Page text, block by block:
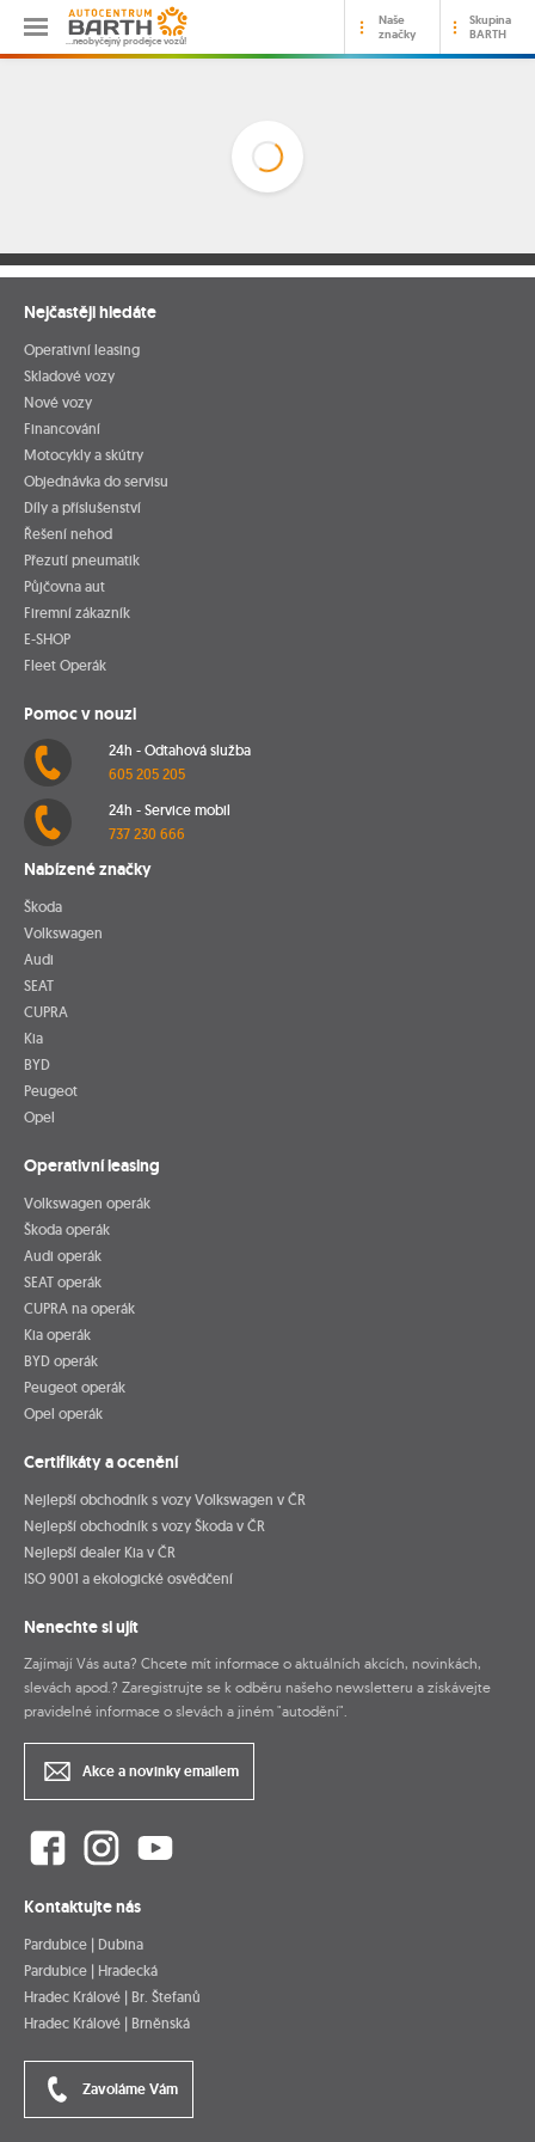
…neobyčejný prodejce vozů!
Naše
značky
Skupina
BARTH
Nejčastěji hledáte
Operativní leasing
Skladové vozy
Nové vozy
Financování
Motocykly a skútry
Objednávka do servisu
Díly a příslušenství
Řešení nehod
Přezutí pneumatik
Půjčovna aut
Firemní zákazník
E-SHOP
Fleet Operák
Pomoc v nouzi
24h - Odtahová služba
605 205 205
24h - Service mobil
737 230 666
Nabízené značky
Škoda
Volkswagen
Audi
SEAT
CUPRA
Kia
BYD
Peugeot
Opel
Operativní leasing
Volkswagen operák
Škoda operák
Audi operák
SEAT operák
CUPRA na operák
Kia operák
BYD operák
Peugeot operák
Opel operák
Certifikáty a ocenění
Nejlepší obchodník s vozy Volkswagen v ČR
Nejlepší obchodník s vozy Škoda v ČR
Nejlepší dealer Kia v ČR
ISO 9001 a ekologické osvědčení
Nenechte si ujít
Zajímají Vás auta? Chcete mít informace o aktuálních akcích, novinkách,
slevách apod.? Zaregistrujte se k odběru našeho newsletteru a získávejte
pravidelné informace o slevách a jiném "autodění".
Akce a novinky emailem
Kontaktujte nás
Pardubice | Dubina
Pardubice | Hradecká
Hradec Králové | Br. Štefanů
Hradec Králové | Brněnská
Zavoláme Vám